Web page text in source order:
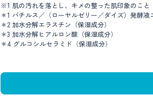
※1 肌の汚れを落とし、キメの整った肌印象のこと
＊1 バチルス／（ローヤルゼリー／ダイズ）発酵液
＊2 加水分解エラスチン（保湿成分）
＊3 加水分解ヒアルロン酸（保湿成分）
＊4 グルコシルセラミド（保湿成分）